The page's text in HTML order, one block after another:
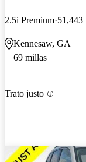
2.5i Premium 51,443
Kennesaw, GA
69 millas
Trato justo